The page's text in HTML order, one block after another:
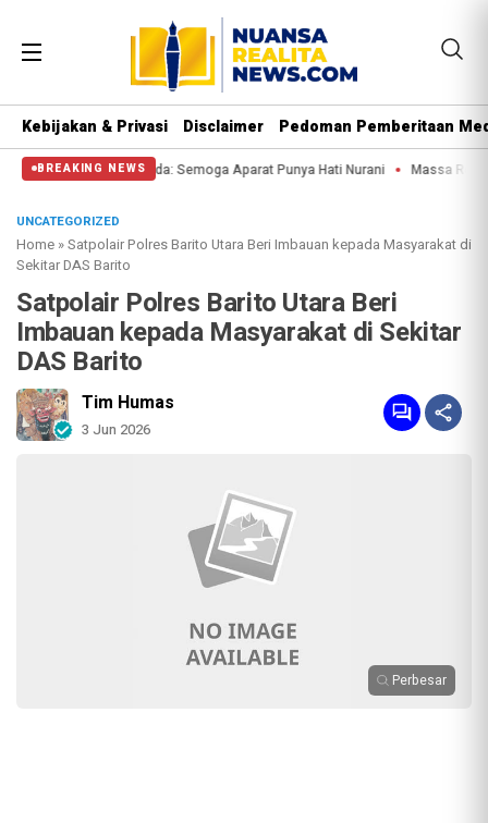
Kebijakan & Privasi Disclaimer Pedoman Pemberitaan
BREAKING NEWS
Kuda: Semoga Aparat Punya Hati Nurani Massa Reuni 212 Hanya
UNCATEGORIZED
Home »Satpolair Polres Barito Utara Beri Imbauan kepada Masyarakat di
Sekitar DAS Barito
Satpolair Polres Barito Utara Beri
Imbauan kepada Masyarakat di Sekitar
DAS Barito
Tim Humas
3 Jun 2026
Perbesar